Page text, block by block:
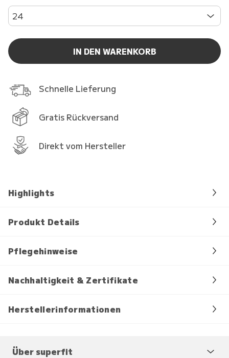
24
IN DEN WARENKORB
Schnelle Lieferung
Gratis Rückversand
Direkt vom Hersteller
Highlights
Produkt Details
Pflegehinweise
Nachhaltigkeit & Zertifikate
Herstellerinformationen
Über superfit